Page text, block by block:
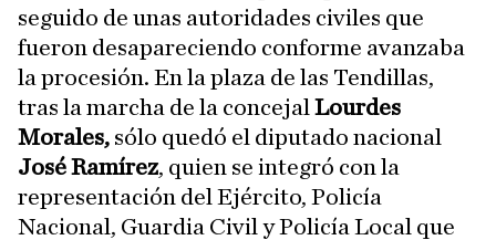
seguido de unas autoridades civiles que
fueron desapareciendo conforme avanzaba
la procesión. En la plaza de las Tendillas,
tras la marcha de la concejal Lourdes
Morales, sólo quedó el diputado nacional
José Ramírez, quien se integró con la
representación del Ejército, Policía
Nacional, Guardia Civil y Policía Local que